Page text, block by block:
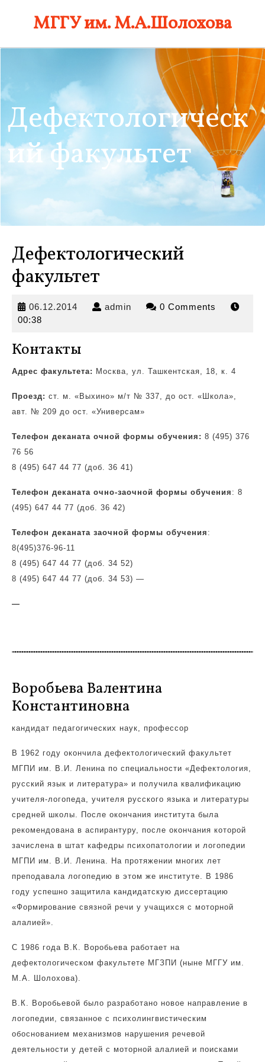
МГГУ им. М.А.Шолохова
Дефектологическ
ий факультет
Дефектологический
факультет
06.12.2014 06.12.2014
admin admin 0 Comments
00:38
Контакты
Адрес факультета: Москва, ул. Ташкентская, 18, к. 4
Проезд: ст. м. «Выхино» м/т № 337, до ост. «Школа»,
авт. № 209 до ост. «Универсам»
Телефон деканата очной формы обучения: 8 (495) 376
76 56
8 (495) 647 44 77 (доб. 36 41)
Телефон деканата очно-заочной формы обучения : 8
(495) 647 44 77 (доб. 36 42)
Телефон деканата заочной формы обучения :
8(495)376-96-11
8 (495) 647 44 77 (доб. 34 52)
8 (495) 647 44 77 (доб. 34 53) —
—
Воробьева Валентина
Константиновна
кандидат педагогических наук, профессор
В 1962 году окончила дефектологический факультет
МГПИ им. В.И. Ленина по специальности «Дефектология,
русский язык и литература» и получила квалификацию
учителя-логопеда, учителя русского языка и литературы
средней школы. После окончания института была
рекомендована в аспирантуру, после окончания которой
зачислена в штат кафедры психопатологии и логопедии
МГПИ им. В.И. Ленина. На протяжении многих лет
преподавала логопедию в этом же институте. В 1986
году успешно защитила кандидатскую диссертацию
«Формирование связной речи у учащихся с моторной
алалией».
С 1986 года В.К. Воробьева работает на
дефектологическом факультете МГЗПИ (ныне МГГУ им.
М.А. Шолохова).
В.К. Воробьевой было разработано новое направление в
логопедии, связанное с психолингвистическим
обоснованием механизмов нарушения речевой
деятельности у детей с моторной алалией и поисками